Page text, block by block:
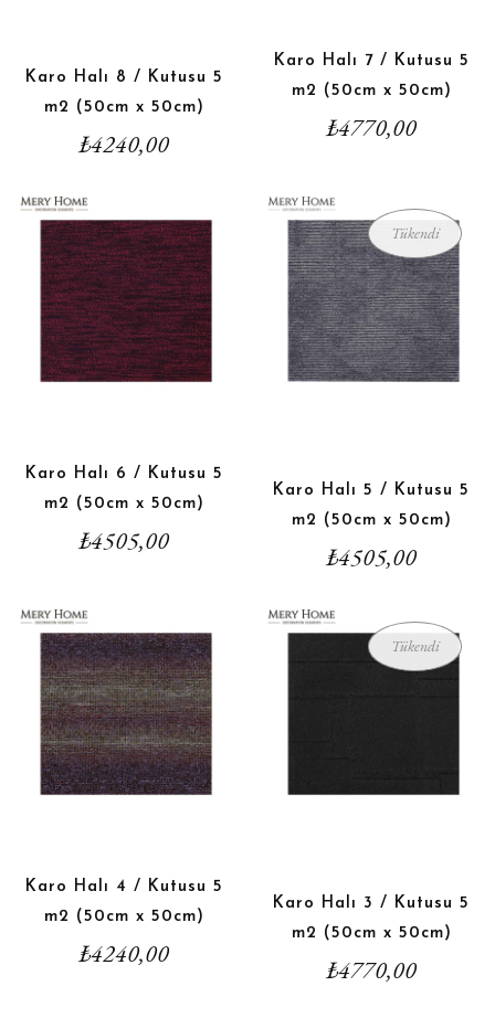
Karo Halı 8 / Kutusu 5
m2 (50cm x 50cm)
₺4240,00
Karo Halı 7 / Kutusu 5
m2 (50cm x 50cm)
₺4770,00
Karo Halı 6 / Kutusu 5
m2 (50cm x 50cm)
₺4505,00
Tükendi
Karo Halı 5 / Kutusu 5
m2 (50cm x 50cm)
₺4505,00
Karo Halı 4 / Kutusu 5
m2 (50cm x 50cm)
₺4240,00
Tükendi
Karo Halı 3 / Kutusu 5
m2 (50cm x 50cm)
₺4770,00